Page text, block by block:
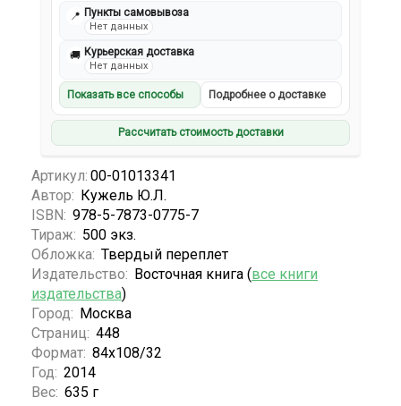
📍 Пункты самовывоза
Нет данных
🚚 Курьерская доставка
Нет данных
Показать все способы Подробнее о доставке
Рассчитать стоимость доставки
Артикул: 00-01013341
Автор: Кужель Ю.Л.
ISBN: 978-5-7873-0775-7
Тираж: 500 экз.
Обложка: Твердый переплет
Издательство: Восточная книга (все книги
издательства)
Город: Москва
Страниц: 448
Формат: 84х108/32
Год: 2014
Вес: 635 г